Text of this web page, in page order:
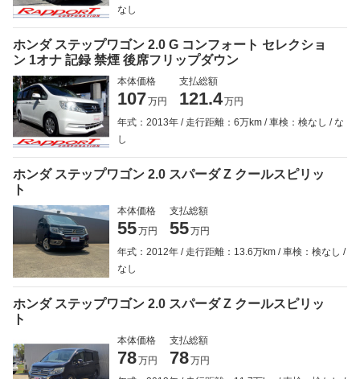
なし
ホンダ ステップワゴン 2.0 G コンフォート セレクショ
ン 1オナ 記録 禁煙 後席フリップダウン
本体価格
107万円
支払総額
121.4万円
年式：2013年
走行距離：6万km 車検：検なし
な
し
ホンダ ステップワゴン 2.0 スパーダ Z クールスピリッ
ト
本体価格
55万円
支払総額
55万円
年式：2012年
走行距離：13.6万km
車検：検なし
なし
ホンダ ステップワゴン 2.0 スパーダ Z クールスピリッ
ト
本体価格
78万円
支払総額
78万円